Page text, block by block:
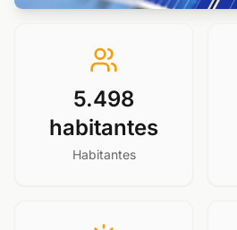
5.498
habitantes
Habitantes